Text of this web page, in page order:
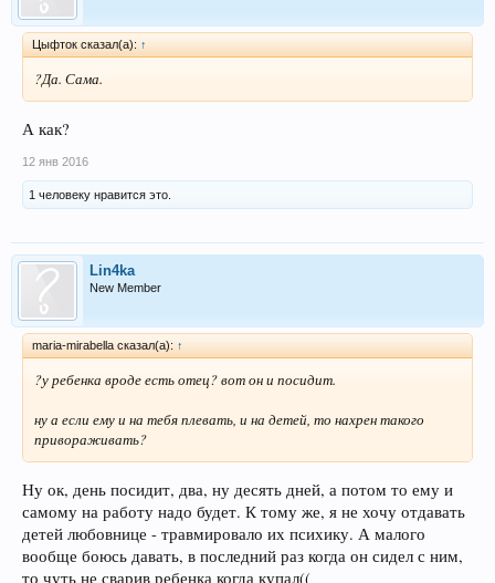
Цыфток сказал(а): ↑
?Да. Сама.
А как?
12 янв 2016
1 человеку нравится это.
Lin4ka
New Member
maria-mirabella сказал(а): ↑
?у ребенка вроде есть отец? вот он и посидит.
ну а если ему и на тебя плевать, и на детей, то нахрен такого
привораживать?
Ну ок, день посидит, два, ну десять дней, а потом то ему и
самому на работу надо будет. К тому же, я не хочу отдавать
детей любовнице - травмировало их психику. А малого
вообще боюсь давать, в последний раз когда он сидел с ним,
то чуть не сварив ребенка когда купал((